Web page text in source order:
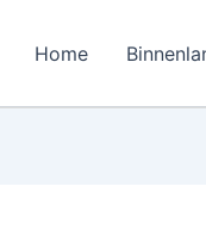
Home